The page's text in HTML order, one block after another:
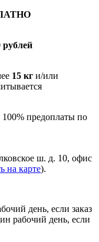
рублей
15 кг и/или
100% предоплаты по
ш. д. 10, офис
на карте).
день, если заказ
рабочий день, если